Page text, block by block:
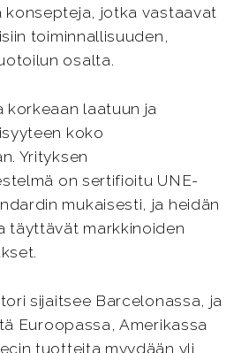
konsepteja, jotka vastaavat
toiminnallisuuden,
osalta.
korkeaan laatuun ja
koko
Yrityksen
on sertifioitu UNE-
mukaisesti, ja heidän
täyttävät markkinoiden
sijaitsee Barcelonassa, ja
Euroopassa, Amerikassa
tuotteita myydään yli